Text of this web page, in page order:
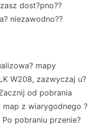
dost?pno??
niezawodno??
mapy
W208, zazwyczaj u?
od pobrania
z wiarygodnego ?
pobraniu przenie?